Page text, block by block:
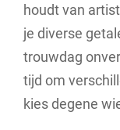
houdt van
je diverse
trouwdag
tijd om
kies degene